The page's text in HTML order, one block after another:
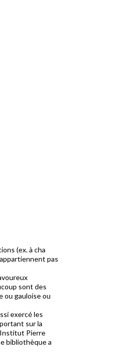
(ex. à cha
pas
sont des
ou gauloise ou
exercé les
sur la
Pierre
bibliothèque a